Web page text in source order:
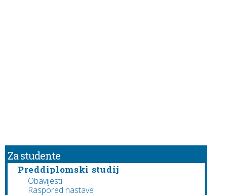
Za studente
Preddiplomski studij
Obavijesti
Raspored nastave